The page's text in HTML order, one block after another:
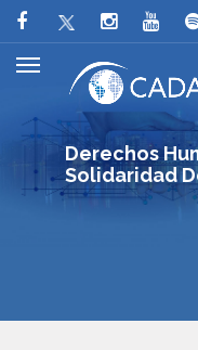
Derechos
Solidaridad